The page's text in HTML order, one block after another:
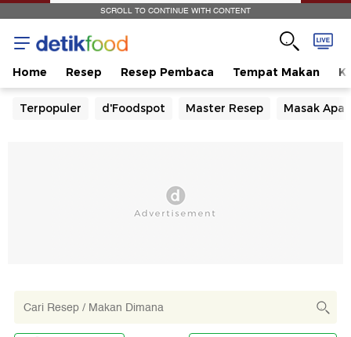
SCROLL TO CONTINUE WITH CONTENT
Home Resep Resep Pembaca Tempat Makan
Terpopuler d'Foodspot Master Resep Masak Apa